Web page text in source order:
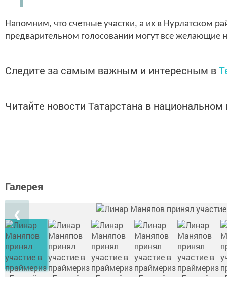
Напомним, что счетные участки, а их в Нурлатском
предварительном голосовании могут все желающие
Следите за самым важным и интересным в
Читайте новости Татарстана в
Галерея
❮